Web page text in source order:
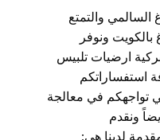
والتمتع
ونوفر
ارضيات تلبيس
استفساراتكم
تواجهكم في معالجة
ونقدم
لدينا هي: